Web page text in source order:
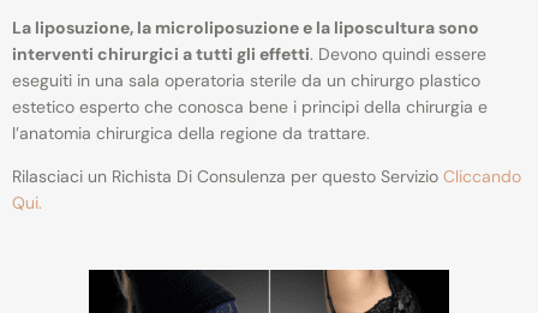
La liposuzione, la microliposuzione e la liposcultura sono
interventi chirurgici a tutti gli effetti. Devono quindi essere
eseguiti in una sala operatoria sterile da un chirurgo plastico
estetico esperto che conosca bene i principi della chirurgia e
l’anatomia chirurgica della regione da trattare.
​Rilasciaci un Richista Di Consulenza per questo Servizio Cliccando
Qui.